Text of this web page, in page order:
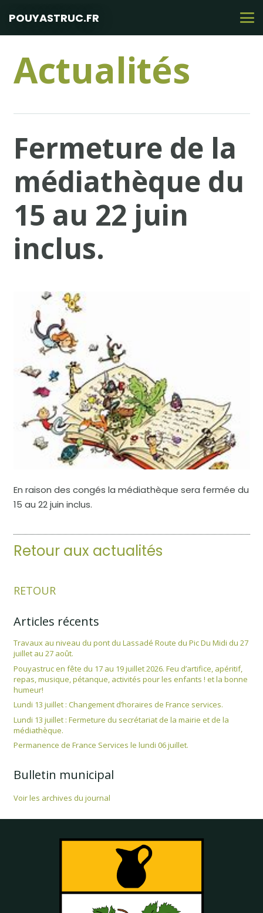
POUYASTRUC.FR
Actualités
Fermeture de la
médiathèque du
15 au 22 juin
inclus.
En raison des congés la médiathèque sera fermée du
15 au 22 juin inclus.
Retour aux actualités
RETOUR
Articles récents
Travaux au niveau du pont du Lassadé Route du Pic Du Midi du 27
juillet au 27 août.
Pouyastruc en fête du 17 au 19 juillet 2026. Feu d’artifice, apéritif,
repas, musique, pétanque, activités pour les enfants ! et la bonne
humeur!
Lundi 13 juillet : Changement d’horaires de France services.
Lundi 13 juillet : Fermeture du secrétariat de la mairie et de la
médiathèque.
Permanence de France Services le lundi 06 juillet.
Bulletin municipal
Voir les archives du journal